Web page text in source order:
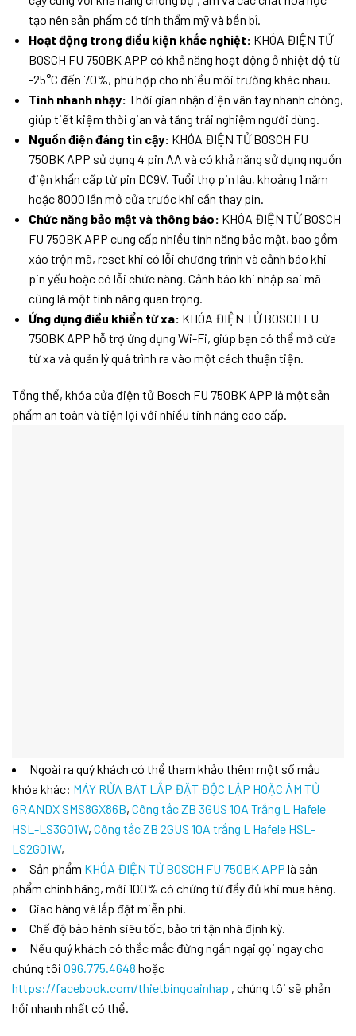
tạo nên sản phẩm có tính thẩm mỹ và bền bỉ.
Hoạt động trong điều kiện khắc nghiệt: KHÓA ĐIỆN TỬ
BOSCH FU 750BK APP có khả năng hoạt động ở nhiệt độ từ
-25°C đến 70%, phù hợp cho nhiều môi trường khác nhau.
Tính nhanh nhạy: Thời gian nhận diện vân tay nhanh chóng,
giúp tiết kiệm thời gian và tăng trải nghiệm người dùng.
Nguồn điện đáng tin cậy: KHÓA ĐIỆN TỬ BOSCH FU
750BK APP sử dụng 4 pin AA và có khả năng sử dụng nguồn
điện khẩn cấp từ pin DC9V. Tuổi thọ pin lâu, khoảng 1 năm
hoặc 8000 lần mở cửa trước khi cần thay pin.
Chức năng bảo mật và thông báo: KHÓA ĐIỆN TỬ BOSCH
FU 750BK APP cung cấp nhiều tính năng bảo mật, bao gồm
xáo trộn mã, reset khi có lỗi chương trình và cảnh báo khi
pin yếu hoặc có lỗi chức năng. Cảnh báo khi nhập sai mã
cũng là một tính năng quan trọng.
Ứng dụng điều khiển từ xa: KHÓA ĐIỆN TỬ BOSCH FU
750BK APP hỗ trợ ứng dụng Wi-Fi, giúp bạn có thể mở cửa
từ xa và quản lý quá trình ra vào một cách thuận tiện.
Tổng thể, khóa cửa điện tử Bosch FU 750BK APP là một sản
phẩm an toàn và tiện lợi với nhiều tính năng cao cấp.
Ngoài ra quý khách có thể tham khảo thêm một số mẫu
khóa khác: MÁY RỬA BÁT LẮP ĐẶT ĐỘC LẬP HOẶC ÂM TỦ
GRANDX SMS8GX86B, Công tắc ZB 3GUS 10A Trắng L Hafele
HSL-LS3G01W, Công tắc ZB 2GUS 10A trắng L Hafele HSL-
LS2G01W,
Sản phẩm KHÓA ĐIỆN TỬ BOSCH FU 750BK APP là sản
phẩm chính hãng, mới 100% có chứng từ đầy đủ khi mua hàng.
Giao hàng và lắp đặt miễn phí.
Chế độ bảo hành siêu tốc, bảo trì tận nhà định kỳ.
Nếu quý khách có thắc mắc đừng ngần ngại gọi ngay cho
chúng tôi 096.775.4648 hoặc
https://facebook.com/thietbingoainhap , chúng tôi sẽ phản
hồi nhanh nhất có thể.